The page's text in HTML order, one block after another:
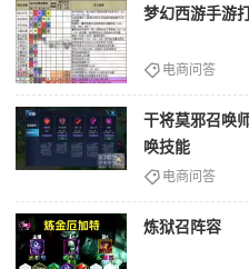
梦幻西游手游
电商问答
干将莫邪召唤
唤技能
电商问答
炼狱召阵容